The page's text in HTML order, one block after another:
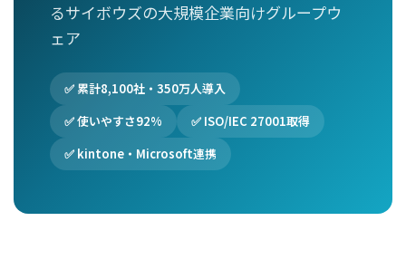
るサイボウズの大規模企業向けグループウ
ェア
✅ 累計8,100社・350万人導入
✅ 使いやすさ92%
✅ ISO/IEC 27001取得
✅ kintone・Microsoft連携